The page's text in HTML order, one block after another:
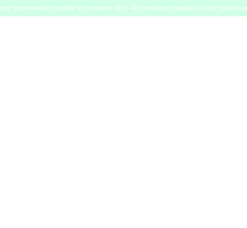
experiencia posible en nuestro sitio. Al continuar usando el sitio usted